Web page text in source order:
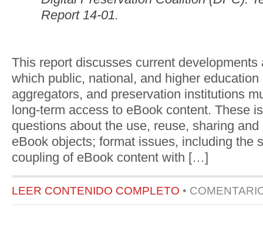
Report 14-01.
This report discusses current developments
which public, national, and higher
aggregators, and preservation institutions
long-term access to eBook content. These
questions about the use, reuse, sharing
eBook objects; format issues, including the
coupling of eBook content with […]
LEER CONTENIDO COMPLETO •